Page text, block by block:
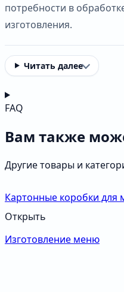
потребности в
изготовления.
Читать далее
FAQ
Вам также
Другие товары и
Картонные коробки для
Открыть
Изготовление меню